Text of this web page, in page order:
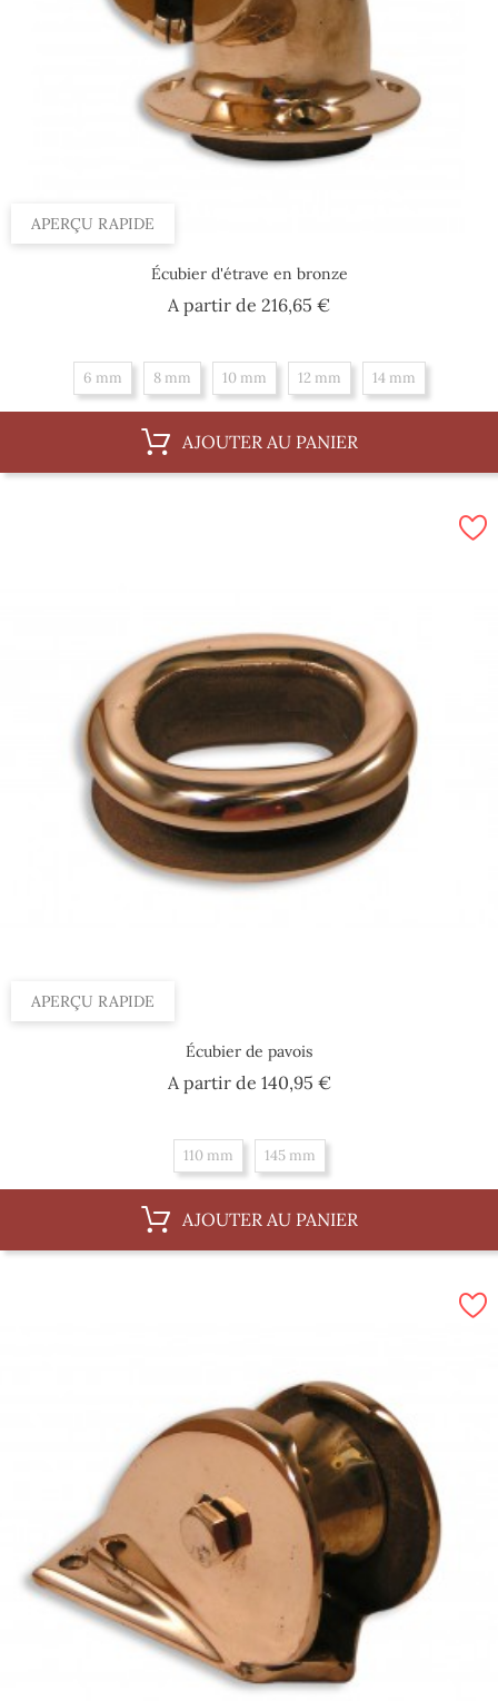
APERÇU RAPIDE
Écubier d'étrave en bronze
A partir de 216,65 €Prix
6 mm 8 mm 10 mm 12 mm 14 mm
AJOUTER AU PANIER
APERÇU RAPIDE
Écubier de pavois
A partir de 140,95 €Prix
110 mm 145 mm
AJOUTER AU PANIER